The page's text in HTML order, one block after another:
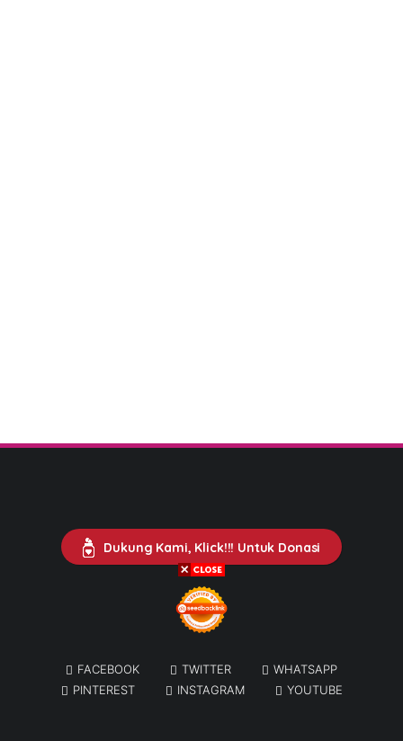
Dukung Kami, Klick!!! Untuk Donasi
FACEBOOK TWITTER
WHATSAPP
PINTEREST
INSTAGRAM YOUTUBE